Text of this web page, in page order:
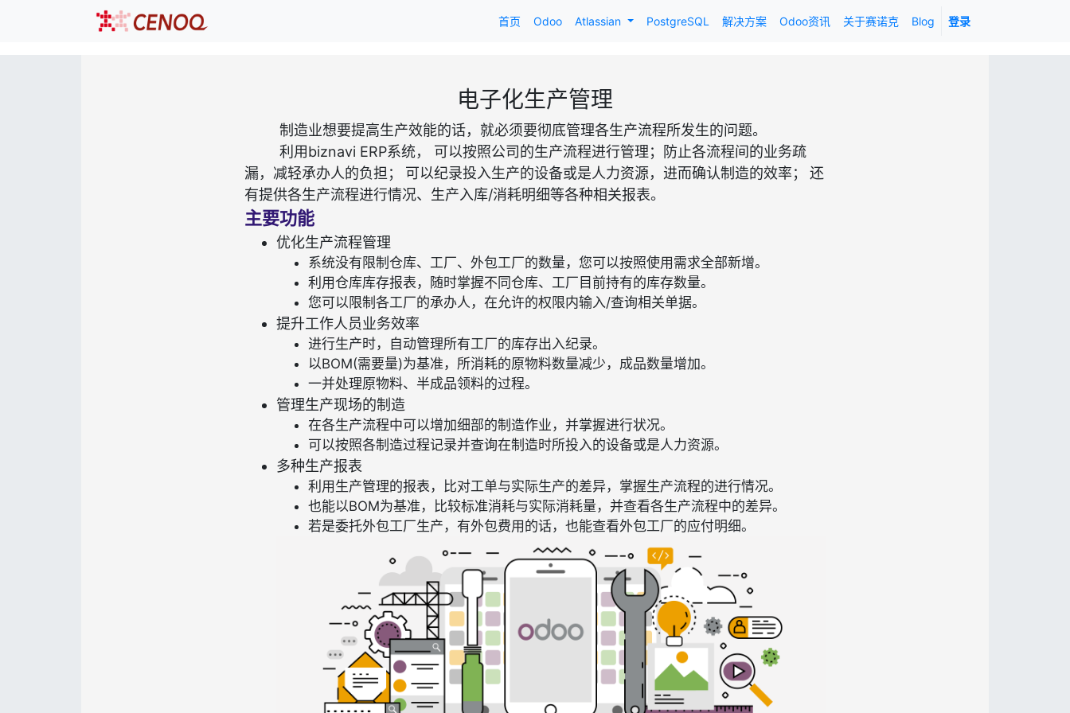
首页 Odoo Atlassian PostgreSQL 解决方案 Odoo资讯 关于赛诺克 Blog 登录
电子化生产管理
制造业想要提高生产效能的话，就必须要彻底管理各生产流程所发生的问题。
利用biznavi ERP系统， 可以按照公司的生产流程进行管理；防止各流程间的业务疏
漏，减轻承办人的负担；
可以纪录投入生产的设备或是人力资源，进而确认制造的效率；
还
有提供各生产流程进行情况、生产入库/消耗明细等各种相关报表。
主要功能
优化生产流程管理
系统没有限制仓库、工厂、外包工厂的数量，您可以按照使用需求全部新增。
利用仓库库存报表，随时掌握不同仓库、工厂目前持有的库存数量。
您可以限制各工厂的承办人，在允许的权限内输入/查询相关单据。
提升工作人员业务效率
进行生产时，自动管理所有工厂的库存出入纪录。
以BOM(需要量)为基准，所消耗的原物料数量减少，成品数量增加。
一并处理原物料、半成品领料的过程。
管理生产现场的制造
在各生产流程中可以增加细部的制造作业，并掌握进行状况。
可以按照各制造过程记录并查询在制造时所投入的设备或是人力资源。
多种生产报表
利用生产管理的报表，比对工单与实际生产的差异，掌握生产流程的进行情况。
也能以BOM为基准，比较标准消耗与实际消耗量，并查看各生产流程中的差异。
若是委托外包工厂生产，有外包费用的话，也能查看外包工厂的应付明细。